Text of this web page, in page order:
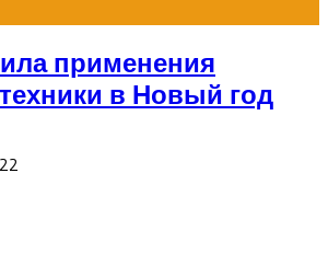
применения
в Новый год